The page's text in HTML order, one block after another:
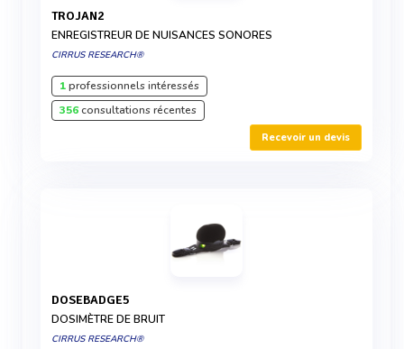
TROJAN2
ENREGISTREUR DE NUISANCES SONORES
CIRRUS RESEARCH®
1professionnels intéressés
356consultations récentes
Recevoir un devis
DOSEBADGE5
DOSIMÈTRE DE BRUIT
CIRRUS RESEARCH®